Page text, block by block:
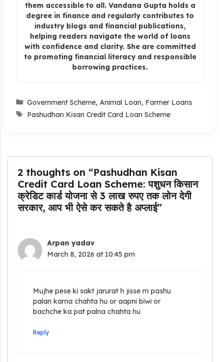
them accessible to all. Vandana Gupta holds a
degree in finance and regularly contributes to
industry blogs and financial publications,
helping readers navigate the world of loans
with confidence and clarity. She are committed
to promoting financial literacy and responsible
borrowing practices.
Categories
Government Scheme, Animal Loan, Farmer Loans
Tags
Pashudhan Kisan Credit Card Loan Scheme
2 thoughts on “Pashudhan Kisan
Credit Card Loan Scheme: पशुधन किसान
क्रेडिट कार्ड योजना से 3 लाख रुपए तक लोन देगी
सरकार, आप भी ऐसे कर सकते है अप्लाई”
Arpan yadav
March 8, 2026 at 10:45 pm
Mujhe pese ki sakt jarurat h jisse m pashu
palan karna chahta hu or aapni biwi or
bachche ka pat palna chahta hu
Reply